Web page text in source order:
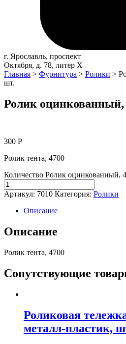
г. Ярославль, проспект
Октября, д. 78, литер Х
Главная > Фурнитура > Ролики >
шт.
Ролик оцинкованный,
300 Р
Ролик тента, 4700
Количество Ролик оцинкованный,
Артикул: 7010 Категория: Ролики
Описание
Описание
Ролик тента, 4700
Сопутствующие
Роликовая
металл-пластик,